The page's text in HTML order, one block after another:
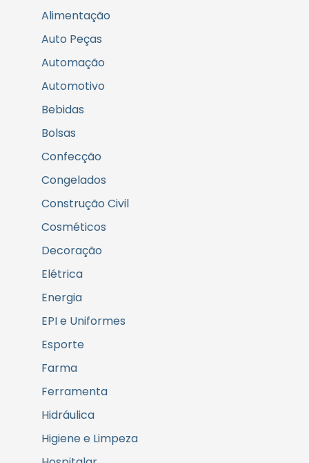
Alimentação
Auto Peças
Automação
Automotivo
Bebidas
Bolsas
Confecção
Congelados
Construção Civil
Cosméticos
Decoração
Elétrica
Energia
EPI e Uniformes
Esporte
Farma
Ferramenta
Hidráulica
Higiene e Limpeza